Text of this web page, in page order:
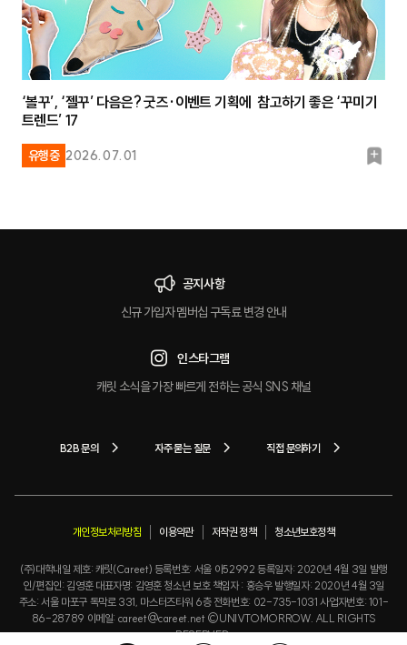
유행중 2026.07.01
북
‘볼꾸’, ‘젤꾸’ 다음은? 굿즈·이벤트 기획에 참고하기 좋은 ‘꾸미기
트렌드’ 17
공지사항
신규 가입자 멤버십 구독료 변경 안내
인스타그램
캐릿 소식을 가장 빠르게 전하는 공식 SNS 채널
B2B 문의 자주 묻는 질문 직접 문의하기
개인정보처리방침 이용약관 저작권 정책 청소년보호정책
(주)대학내일 제호: 캐릿(Careet) 등록번호: 서울 아52992 등록일자: 2020년 4월 3일 발행
인/편집인: 김영훈 대표자명: 김영훈 청소년 보호 책임자 : 홍승우 발행일자: 2020년 4월 3일
주소: 서울 마포구 독막로 331, 마스터즈타워 6층 전화번호: 02-735-1031 사업자번호: 101-
86-28789 이메일: careet@careet.net ©UNIVTOMORROW. ALL RIGHTS
RESERVED.